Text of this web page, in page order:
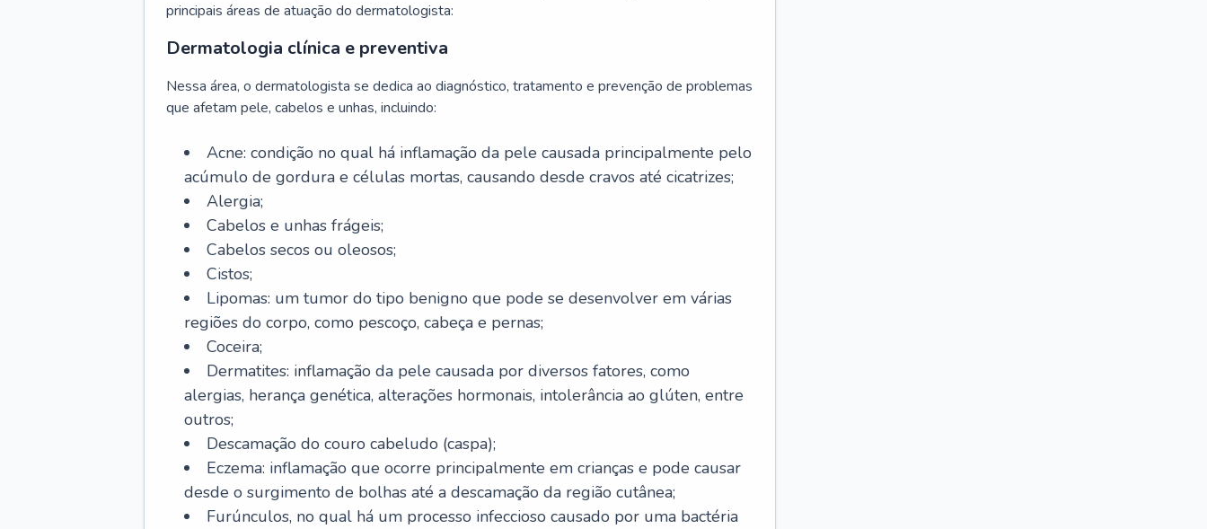
principais áreas de atuação do dermatologista:
Dermatologia clínica e preventiva
Nessa área, o dermatologista se dedica ao diagnóstico, tratamento e prevenção de problemas
que afetam pele, cabelos e unhas, incluindo:
Acne: condição no qual há inflamação da pele causada principalmente pelo
acúmulo de gordura e células mortas, causando desde cravos até cicatrizes;
Alergia;
Cabelos e unhas frágeis;
Cabelos secos ou oleosos;
Cistos;
Lipomas: um tumor do tipo benigno que pode se desenvolver em várias
regiões do corpo, como pescoço, cabeça e pernas;
Coceira;
Dermatites: inflamação da pele causada por diversos fatores, como
alergias, herança genética, alterações hormonais, intolerância ao glúten, entre
outros;
Descamação do couro cabeludo (caspa);
Eczema: inflamação que ocorre principalmente em crianças e pode causar
desde o surgimento de bolhas até a descamação da região cutânea;
Furúnculos, no qual há um processo infeccioso causado por uma bactéria